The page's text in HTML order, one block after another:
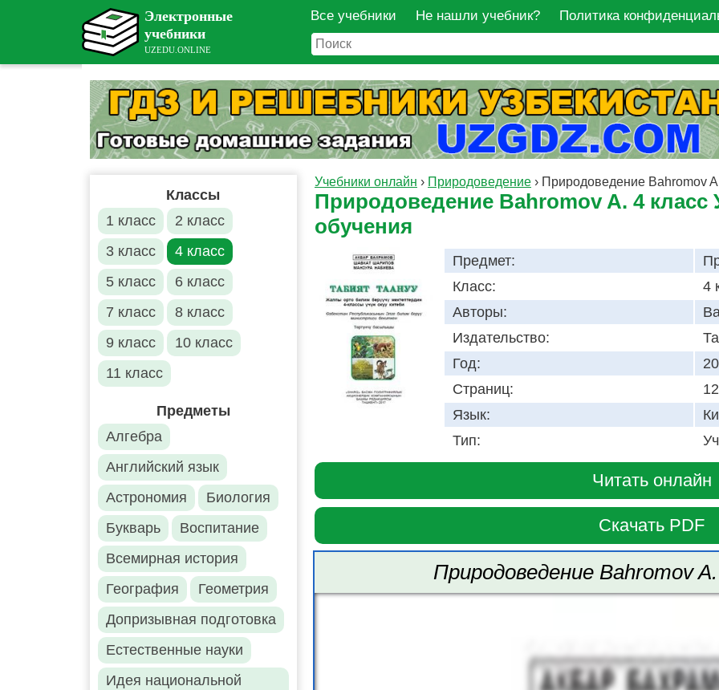
Все учебники Не нашли учебник? Политика
Классы
1 класс
2 класс
3 класс
4 класс
5 класс
6 класс
7 класс
8 класс
9 класс
10 класс
11 класс
Предметы
Алгебра
Английский язык
Астрономия
Биология
Букварь
Воспитание
Всемирная история
География
Геометрия
Допризывная подготовка
Естественные науки
Идея национальной
Учебники онлайн › Природоведение › Природоведение Bahromov
Природоведение Bahromov A. 4 класс
обучения
Предмет:
Класс:
4
Авторы:
Издательство:
Год:
Страниц:
Язык:
Тип:
Читать онлайн
Скачать PDF
Природоведение Bahromov